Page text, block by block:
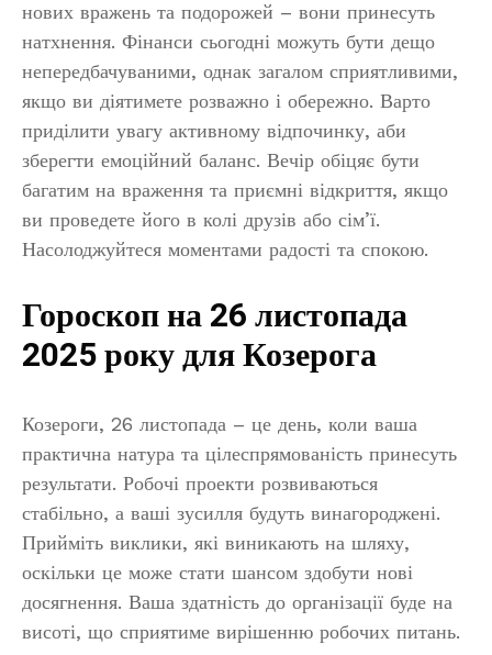
нових вражень та подорожей – вони принесуть
натхнення. Фінанси сьогодні можуть бути дещо
непередбачуваними, однак загалом сприятливими,
якщо ви діятимете розважно і обережно. Варто
приділити увагу активному відпочинку, аби
зберегти емоційний баланс. Вечір обіцяє бути
багатим на враження та приємні відкриття, якщо
ви проведете його в колі друзів або сім’ї.
Насолоджуйтеся моментами радості та спокою.
Гороскоп на 26 листопада
2025 року для Козерога
Козероги, 26 листопада – це день, коли ваша
практична натура та цілеспрямованість принесуть
результати. Робочі проекти розвиваються
стабільно, а ваші зусилля будуть винагороджені.
Прийміть виклики, які виникають на шляху,
оскільки це може стати шансом здобути нові
досягнення. Ваша здатність до організації буде на
висоті, що сприятиме вирішенню робочих питань.